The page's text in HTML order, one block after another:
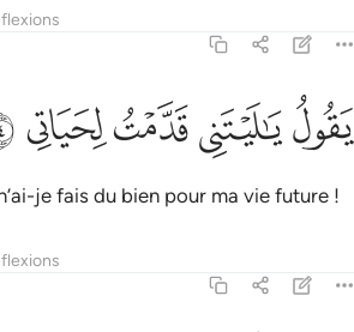
يقول يا ليتني قدمت لحياتي ٢٤
يَقُولُ يَـٰلَيْتَنِى قَدَّمْتُ لِحَيَاتِى ٢٤
ﱌﱍﱎﱏ
je fais du bien pour ma vie future !